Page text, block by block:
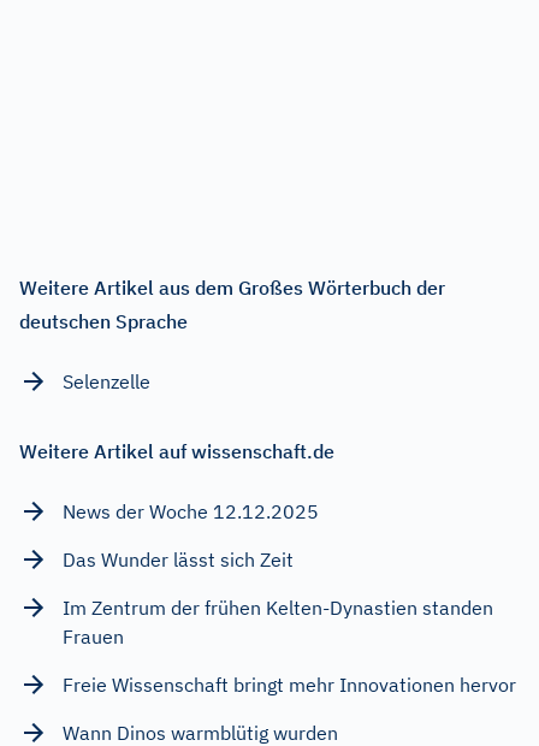
Weitere Artikel aus dem Großes Wörterbuch der
deutschen Sprache
Selenzelle
Weitere Artikel auf wissenschaft.de
News der Woche 12.12.2025
Das Wunder lässt sich Zeit
Im Zentrum der frühen Kelten-Dynastien standen
Frauen
Freie Wissenschaft bringt mehr Innovationen hervor
Wann Dinos warmblütig wurden